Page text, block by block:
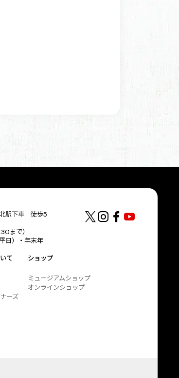
駅下車 徒歩5
まで）
日）・年末年
て
ーズ
ショップ
ミュージアムショップ
オンラインショップ